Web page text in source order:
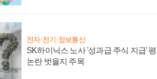
전자·전기·정보통신
SK하이닉스 노사 '성과급 주식 지급'
논란 벗을지 주목